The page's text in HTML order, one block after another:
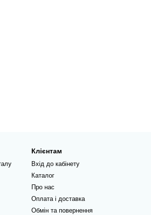
Клієнтам
Вхід до кабінету
Каталог
Про нас
Оплата і доставка
Обмін та повернення